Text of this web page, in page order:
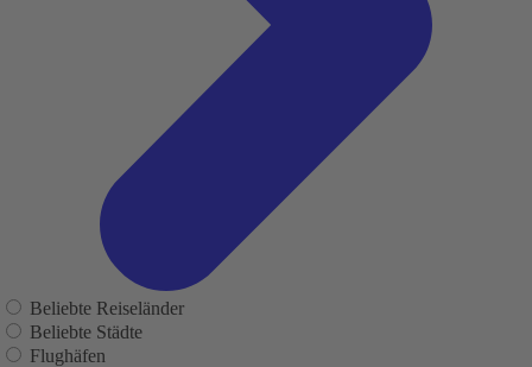
Beliebte Reiseländer
Beliebte Städte
Flughäfen